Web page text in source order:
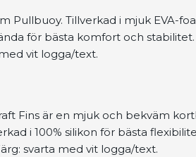
Pullbuoy. Tillverkad i mjuk EVA-
för bästa komfort och
vit logga/text.
Fins är en mjuk och bekväm
i 100% silikon för bästa
svarta med vit logga/text.